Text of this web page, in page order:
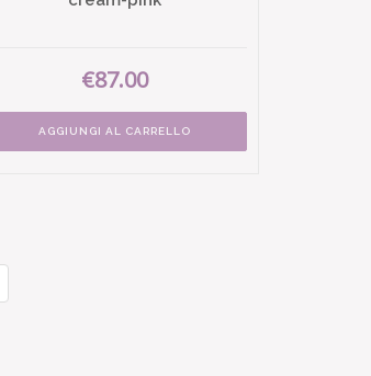
€87.00
AGGIUNGI AL CARRELLO